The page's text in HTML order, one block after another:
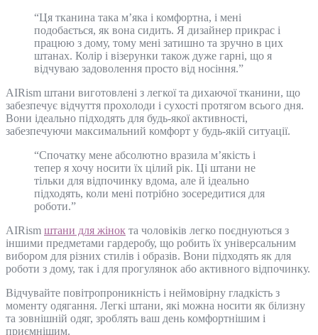
“Ця тканина така м’яка і комфортна, і мені
подобається, як вона сидить. Я дизайнер прикрас і
працюю з дому, тому мені затишно та зручно в цих
штанах. Колір і візерунки також дуже гарні, що я
відчуваю задоволення просто від носіння.”
AIRism штани виготовлені з легкої та дихаючої тканини, що
забезпечує відчуття прохолоди і сухості протягом всього дня.
Вони ідеально підходять для будь-якої активності,
забезпечуючи максимальний комфорт у будь-якій ситуації.
“Спочатку мене абсолютно вразила м’якість і
тепер я хочу носити їх цілий рік. Ці штани не
тільки для відпочинку вдома, але й ідеально
підходять, коли мені потрібно зосередитися для
роботи.”
AIRism штани для жінок та чоловіків легко поєднуються з
іншими предметами гардеробу, що робить їх універсальним
вибором для різних стилів і образів. Вони підходять як для
роботи з дому, так і для прогулянок або активного відпочинку.
Відчувайте повітропроникність і неймовірну гладкість з
моменту одягання. Легкі штани, які можна носити як білизну
та зовнішній одяг, зроблять ваш день комфортнішим і
приємнішим.